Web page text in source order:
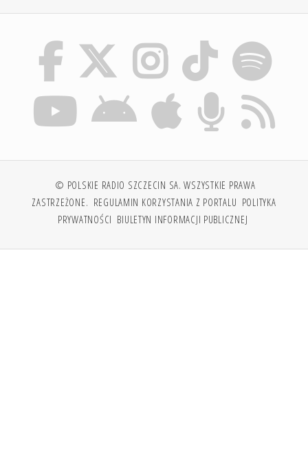
© POLSKIE RADIO SZCZECIN SA. WSZYSTKIE PRAWA
ZASTRZEŻONE. REGULAMIN KORZYSTANIA Z PORTALU POLITYKA
PRYWATNOŚCI BIULETYN INFORMACJI PUBLICZNEJ